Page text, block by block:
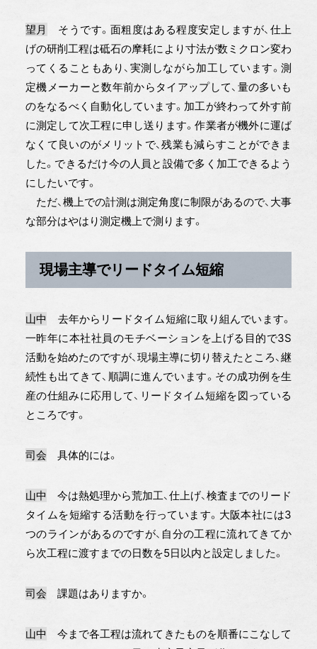
望月
そうです。面粗度はある程度安定しますが、仕上
げの研削工程は砥石の摩耗により寸法が数ミクロン変わ
ってくることもあり、実測しながら加工しています。測
定機メーカーと数年前からタイアップして、量の多いも
のをなるべく自動化しています。加工が終わって外す前
に測定して次工程に申し送ります。作業者が機外に運ば
なくて良いのがメリットで、残業も減らすことができま
した。できるだけ今の人員と設備で多く加工できるよう
にしたいです。
ただ、機上での計測は測定角度に制限があるので、大事
な部分はやはり測定機上で測ります。
現場主導でリードタイム短縮
山中
去年からリードタイム短縮に取り組んでいます。
一昨年に本社社員のモチベーションを上げる目的で3S
活動を始めたのですが、現場主導に切り替えたところ、継
続性も出てきて、順調に進んでいます。その成功例を生
産の仕組みに応用して、リードタイム短縮を図っている
ところです。
司会 具体的には。
山中 今は熱処理から荒加工、仕上げ、検査までのリード
タイムを短縮する活動を行っています。大阪本社には3
つのラインがあるのですが、自分の工程に流れてきてか
ら次工程に渡すまでの日数を5日以内と設定しました。
司会 課題はありますか。
山中
今まで各工程は流れてきたものを順番にこなして